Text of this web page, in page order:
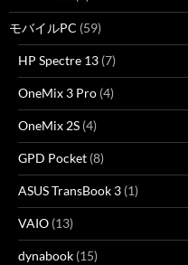
モバイルPC (59)
HP Spectre 13 (7)
OneMix 3 Pro (4)
OneMix 2S (4)
GPD Pocket (8)
ASUS TransBook 3 (1)
VAIO (13)
dynabook (15)